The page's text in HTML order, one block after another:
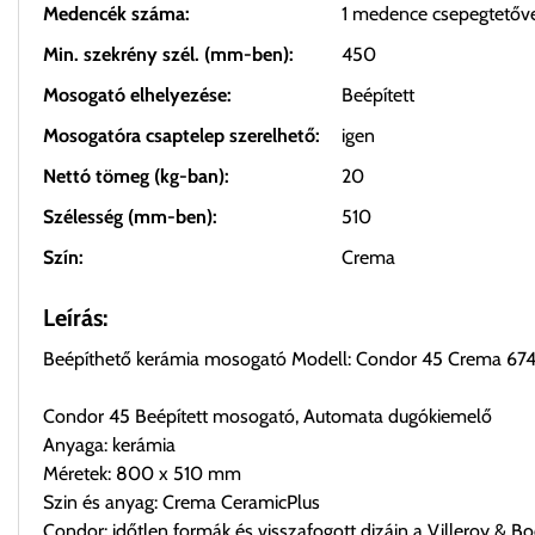
Medencék száma:
1 medence
Min. szekrény szél. (mm-ben):
450
Mosogató elhelyezése:
Beépített
Mosogatóra csaptelep szerelhető:
igen
Nettó tömeg (kg-ban):
20
Szélesség (mm-ben):
510
Szín:
Crema
Leírás:
Beépíthető kerámia mosogató Modell: Condor 45 Crema
Condor 45 Beépített mosogató, Automata dugókiemelő
Anyaga: kerámia
Méretek: 800 x 510 mm
Szin és anyag: Crema CeramicPlus
Condor: időtlen formák és visszafogott dizájn a Villeroy &